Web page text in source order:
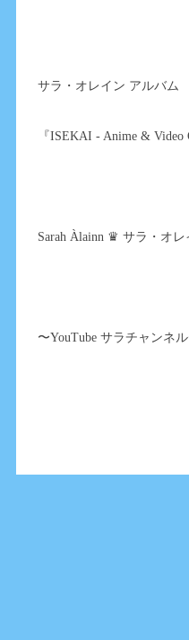
サラ・オレイン アルバム
『ISEKAI - Anime & Video
Sarah Àlainn ♛ サラ・オレ
〜YouTube サラチャンネ